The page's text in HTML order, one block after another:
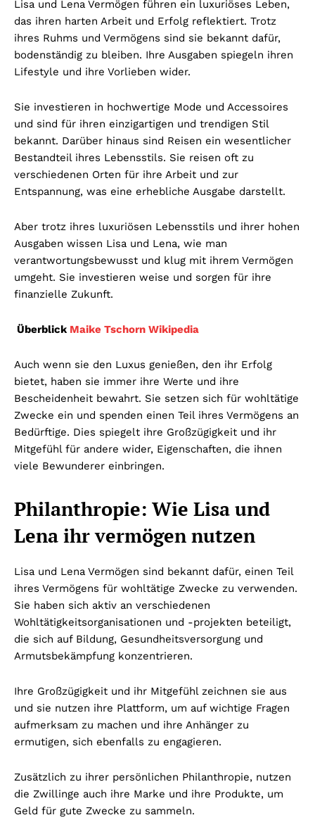
Lisa und Lena Vermögen führen ein luxuriöses Leben,
das ihren harten Arbeit und Erfolg reflektiert. Trotz
ihres Ruhms und Vermögens sind sie bekannt dafür,
bodenständig zu bleiben. Ihre Ausgaben spiegeln ihren
Lifestyle und ihre Vorlieben wider.
Sie investieren in hochwertige Mode und Accessoires
und sind für ihren einzigartigen und trendigen Stil
bekannt. Darüber hinaus sind Reisen ein wesentlicher
Bestandteil ihres Lebensstils. Sie reisen oft zu
verschiedenen Orten für ihre Arbeit und zur
Entspannung, was eine erhebliche Ausgabe darstellt.
Aber trotz ihres luxuriösen Lebensstils und ihrer hohen
Ausgaben wissen Lisa und Lena, wie man
verantwortungsbewusst und klug mit ihrem Vermögen
umgeht. Sie investieren weise und sorgen für ihre
finanzielle Zukunft.
Überblick Maike Tschorn Wikipedia
Auch wenn sie den Luxus genießen, den ihr Erfolg
bietet, haben sie immer ihre Werte und ihre
Bescheidenheit bewahrt. Sie setzen sich für wohltätige
Zwecke ein und spenden einen Teil ihres Vermögens an
Bedürftige. Dies spiegelt ihre Großzügigkeit und ihr
Mitgefühl für andere wider, Eigenschaften, die ihnen
viele Bewunderer einbringen.
Philanthropie: Wie Lisa und
Lena ihr vermögen nutzen
Lisa und Lena Vermögen sind bekannt dafür, einen Teil
ihres Vermögens für wohltätige Zwecke zu verwenden.
Sie haben sich aktiv an verschiedenen
Wohltätigkeitsorganisationen und -projekten beteiligt,
die sich auf Bildung, Gesundheitsversorgung und
Armutsbekämpfung konzentrieren.
Ihre Großzügigkeit und ihr Mitgefühl zeichnen sie aus
und sie nutzen ihre Plattform, um auf wichtige Fragen
aufmerksam zu machen und ihre Anhänger zu
ermutigen, sich ebenfalls zu engagieren.
Zusätzlich zu ihrer persönlichen Philanthropie, nutzen
die Zwillinge auch ihre Marke und ihre Produkte, um
Geld für gute Zwecke zu sammeln.